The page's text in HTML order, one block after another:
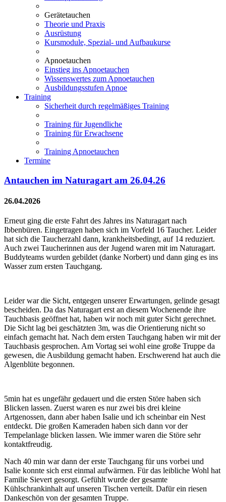
Gerätetauchen
Theorie und Praxis
Ausrüstung
Kursmodule, Spezial- und Aufbaukurse
Apnoetauchen
Einstieg ins Apnoetauchen
Wissenswertes zum Apnoetauchen
Ausbildungsstufen Apnoe
Training
Sicherheit durch regelmäßiges Training
Training für Jugendliche
Training für Erwachsene
Training Apnoetauchen
Termine
Antauchen im Naturagart am 26.04.26
26.04.2026
Erneut ging die erste Fahrt des Jahres ins Naturagart nach
Ibbenbüren. Eingetragen haben sich im Vorfeld 16 Taucher. Leider
hat sich die Taucherzahl dann, krankheitsbedingt, auf 14 reduziert.
Auch zwei Taucherinnen aus der Jugend waren mit im Naturagart.
Buddyteams wurden gebildet (danke Norbert) und dann ging es ins
Wasser zum ersten Tauchgang.
Leider war die Sicht, entgegen unserer Erwartungen, gelinde gesagt
bescheiden. Da das Naturagart erst an diesem Wochenende ihre
Tauchbasis geöffnet hat, haben wir noch mit guter Sicht gerechnet.
Die Sicht lag bei geschätzten 3m, was die Orientierung nicht so
einfach gemacht hat. Nach dem ersten Tauchgang haben wir mit der
Tauchbasis gesprochen. Am Vortag sei wohl eine große Truppe da
gewesen, die Ausbildung gemacht haben. Erschwerend hat auch die
Algenblüte begonnen.
5min hat es ungefähr gedauert und die ersten Störe haben sich
Blicken lassen. Zuerst waren es nur zwei bis drei kleine
Artgenossen, dann aber haben Isalie und ich scheinbar ein Nest
entdeckt. Die großen Kameraden haben sich dann vor der
Tempelanlage blicken lassen. Wie immer waren die Störe sehr
kontaktfreudig.
Nach 40 min war dann der erste Tauchgang für uns vorbei und
Isalie konnte sich erst einmal aufwärmen. Für das leibliche Wohl hat
Familie Sievert gesorgt. Gefühlt wurde der gesamte
Kühlschrankinhalt auf unseren Tischen verteilt. Dafür ein riesen
Dankeschön von der gesamten Truppe.